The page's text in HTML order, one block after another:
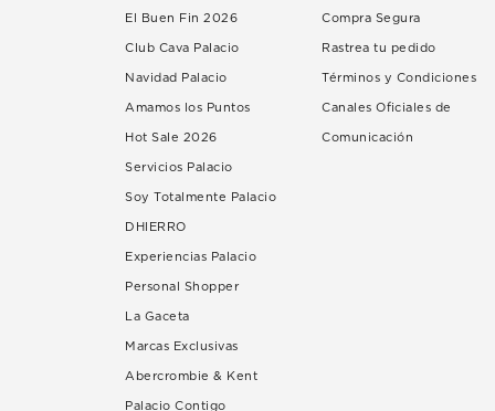
El Buen Fin 2026
Club Cava Palacio
Navidad Palacio
Amamos los Puntos
Hot Sale 2026
Servicios Palacio
Soy Totalmente Palacio
DHIERRO
Experiencias Palacio
Personal Shopper
La Gaceta
Marcas Exclusivas
Abercrombie & Kent
Palacio Contigo
Compra Segura
Rastrea tu pedido
Términos y Condiciones
Canales Oficiales de
Comunicación